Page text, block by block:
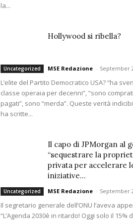
la...
Hollywood si ribella?
Uncategorized MSE Redazione - September
L’elite del Partito Democratico USA? “ha
classe operaia per decenni”, “sono
pagati”, sono “merda”. Queste verità
ha scritte...
Il capo di JPMorgan al
“sequestrare la
privata per accelerare
iniziative...
Uncategorized MSE Redazione - September
Il segretario generale dell’ONU l’aveva
“L’Agenda 2030è in ritardo! Oggi solo il 15%